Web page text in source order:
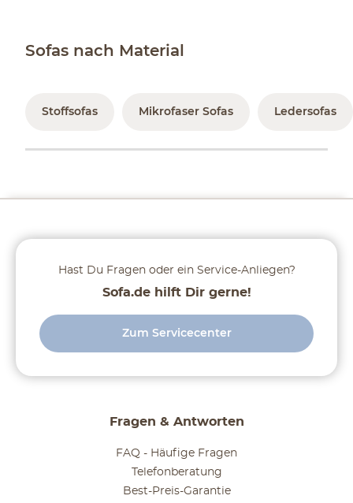
Sofas nach Material
Stoffsofas Mikrofaser Sofas Ledersofas
Fragen & Antworten
FAQ - Häufige Fragen
Telefonberatung
Best-Preis-Garantie
Hast Du Fragen oder ein Service-Anliegen?
Sofa.de hilft Dir gerne!
Zum Servicecenter